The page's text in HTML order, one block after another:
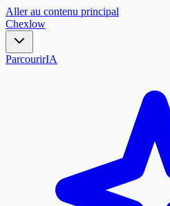
Aller au contenu principal
Chexlow
ParcourirIA